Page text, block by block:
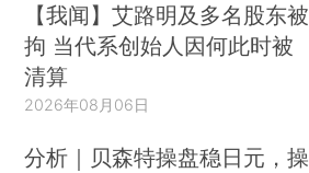
【我闻】艾路明及多名股东被
拘 当代系创始人因何此时被
清算
2026年08月06日
分析｜贝森特操盘稳日元，操